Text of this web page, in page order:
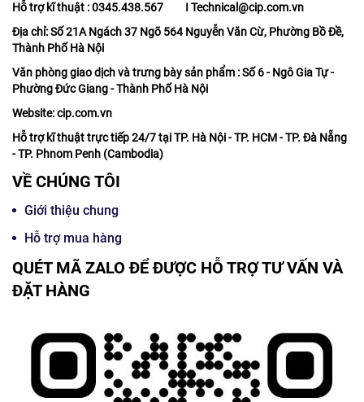
Hỗ trợ kĩ thuật : 0345.438.567 I Technical@cip.com.vn
Địa chỉ: Số 21A Ngách 37 Ngõ 564 Nguyễn Văn Cừ, Phường Bồ Đề,
Thành Phố Hà Nội
Văn phòng giao dịch và trưng bày sản phẩm : Số 6 - Ngô Gia Tự -
Phường Đức Giang - Thành Phố Hà Nội
Website: cip.com.vn
Hỗ trợ kĩ thuật trực tiếp 24/7 tại TP. Hà Nội - TP. HCM - TP. Đà Nẵng
- TP. Phnom Penh (Cambodia)
VỀ CHÚNG TÔI
Giới thiệu chung
Hỗ trợ mua hàng
QUÉT MÃ ZALO ĐỂ ĐƯỢC HỖ TRỢ TƯ VẤN VÀ
ĐẶT HÀNG